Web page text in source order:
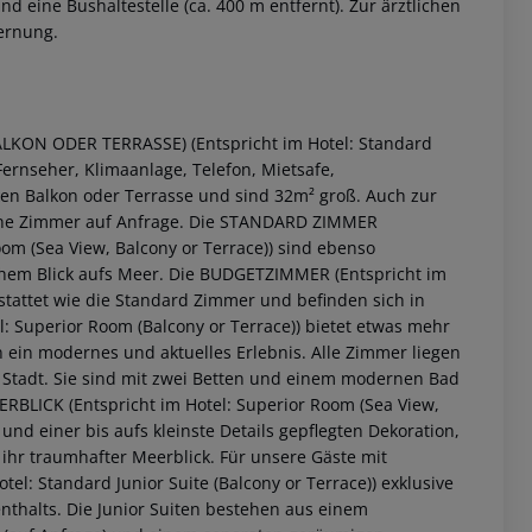
eine Bushaltestelle (ca. 400 m entfernt). Zur ärztlichen
ODER TERRASSE) (Entspricht im Hotel: Standard
Klimaanlage, Telefon, Mietsafe,
Balkon oder Terrasse und sind 32m² groß. Auch zur
Zimmer auf Anfrage. Die STANDARD ZIMMER
(Sea View, Balcony or Terrace)) sind ebenso
Blick aufs Meer. Die BUDGETZIMMER (Entspricht im
wie die Standard Zimmer und befinden sich in
Superior Room (Balcony or Terrace)) bietet etwas mehr
modernes und aktuelles Erlebnis. Alle Zimmer liegen
Sie sind mit zwei Betten und einem modernen Bad
(Entspricht im Hotel: Superior Room (Sea View,
einer bis aufs kleinste Details gepflegten Dekoration,
traumhafter Meerblick. Für unsere Gäste mit
Standard Junior Suite (Balcony or Terrace)) exklusive
Die Junior Suiten bestehen aus einem